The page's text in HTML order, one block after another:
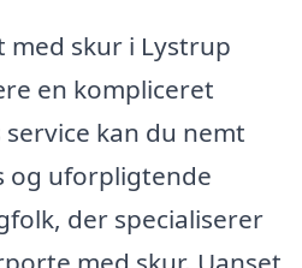
skur i Lystrup
en kompliceret
kan du nemt
og uforpligtende
der specialiserer